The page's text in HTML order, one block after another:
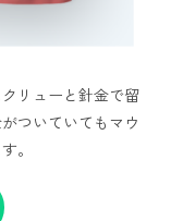
リューと針金で留
ついていてもマウ
。